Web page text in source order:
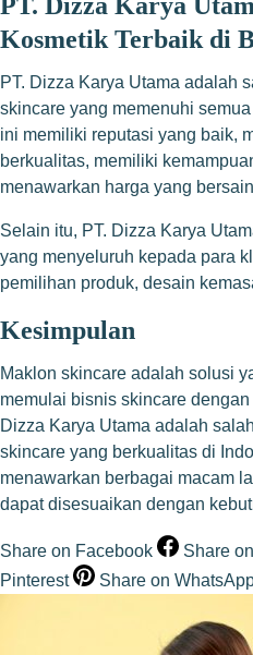
Kosmetik Terbaik di
PT. Dizza Karya Utama adalah
skincare yang memenuhi
ini memiliki reputasi yang baik,
berkualitas, memiliki
menawarkan harga yang
Selain itu, PT. Dizza Karya
yang menyeluruh kepada para
pemilihan produk, desain
Kesimpulan
Maklon skincare adalah solusi
memulai bisnis skincare
Dizza Karya Utama adalah
skincare yang berkualitas di
menawarkan berbagai macam
dapat disesuaikan dengan
Share on Facebook Share
Pinterest
Share on